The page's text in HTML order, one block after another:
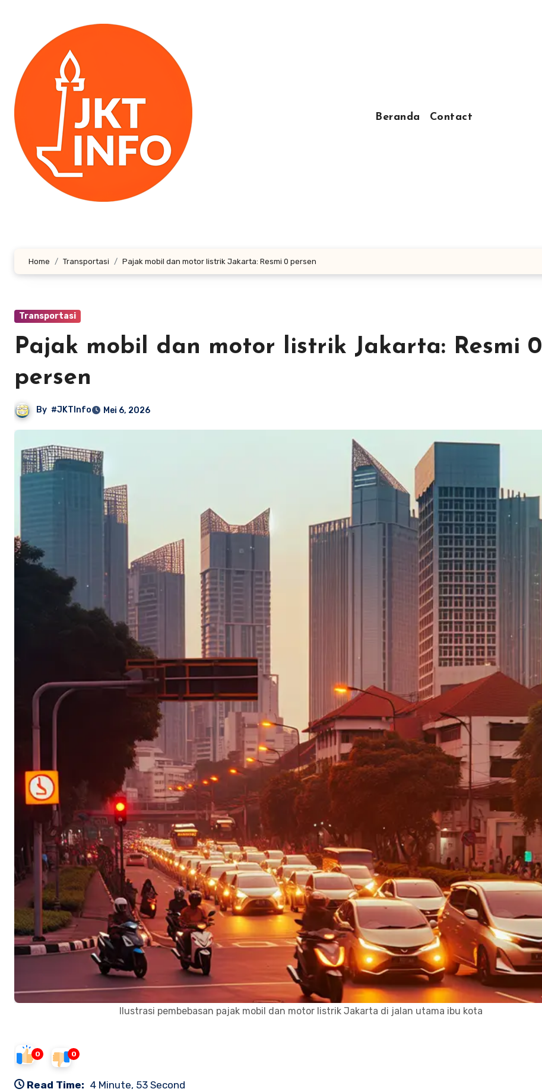
Beranda Contact
Home Transportasi Pajak mobil dan motor listrik Jakarta: Resmi 0 persen
Transportasi
Pajak mobil dan motor listrik Jakarta: Resmi 0
persen
By #JKTInfo Mei 6, 2026
Ilustrasi pembebasan pajak mobil dan motor listrik Jakarta di jalan utama ibu kota
0 0
Read Time: 4 Minute, 53 Second